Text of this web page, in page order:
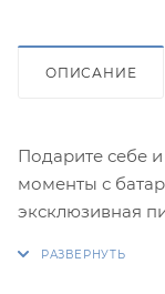
ОПИСАНИЕ
Подарите себе
моменты с
эксклюзивная